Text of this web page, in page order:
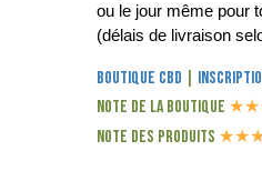
ou le jour même pour
(délais de livraison
Boutique CBD
Note de la boutique ★★
Note des produits ★★